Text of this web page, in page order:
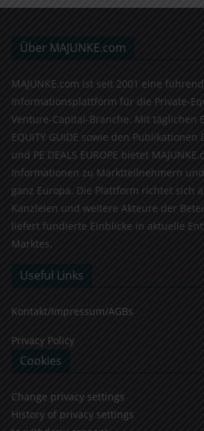
Über MAJUNKE.com
MAJUNKE.com ist seit 2001 eine
Informationsplattform für die Private-
Venture-Capital-Branche. Mit täglichen
EQUITY GUIDE sowie den Publikationen
und PE DEALS EUROPE bietet
Informationen zu Marktteilnehmern
ganz Europa. Die Plattform richtet sich
Kanzleien und weitere Akteure der
liefert fundierte Einblicke in aktuelle
Marktes.
Useful Links
Kontakt/Impressum/AGBs
Privacy Policy
Cookies
Change privacy settings
History of privacy settings